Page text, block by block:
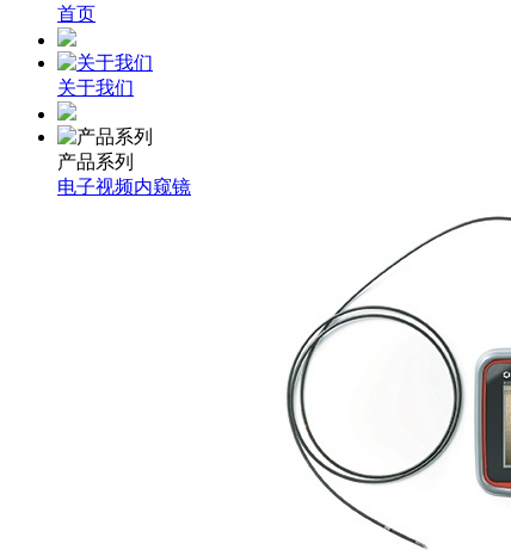
首页
关于我们
产品系列
电子视频内窥镜